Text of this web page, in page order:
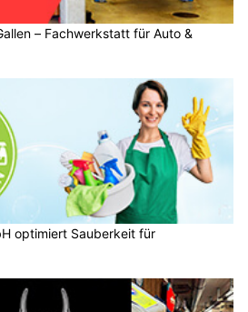
– Fachwerkstatt für Auto &
optimiert Sauberkeit für